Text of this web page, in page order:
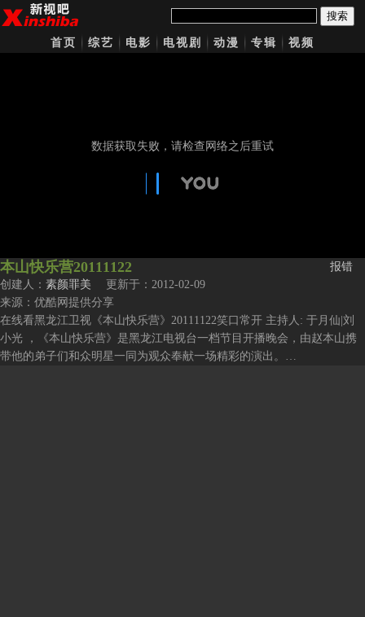
搜索
首页 综艺 电影 电视剧 动漫 专辑 视频
本山快乐营20111122
报错
创建人： 素颜罪美 更新于：2012-02-09
来源：优酷网提供分享
在线看黑龙江卫视《本山快乐营》20111122笑口常开 主持人: 于月仙|刘
小光 ，《本山快乐营》是黑龙江电视台一档节目开播晚会，由赵本山携
带他的弟子们和众明星一同为观众奉献一场精彩的演出。…